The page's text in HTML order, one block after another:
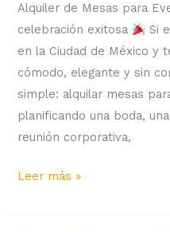
Alquiler de Mesas para
celebración exitosa
Si
en la Ciudad de México y
cómodo, elegante y sin
simple: alquilar mesas
planificando una boda,
reunión corporativa,
clave
para
una
celebración
exitosa
Leer más »